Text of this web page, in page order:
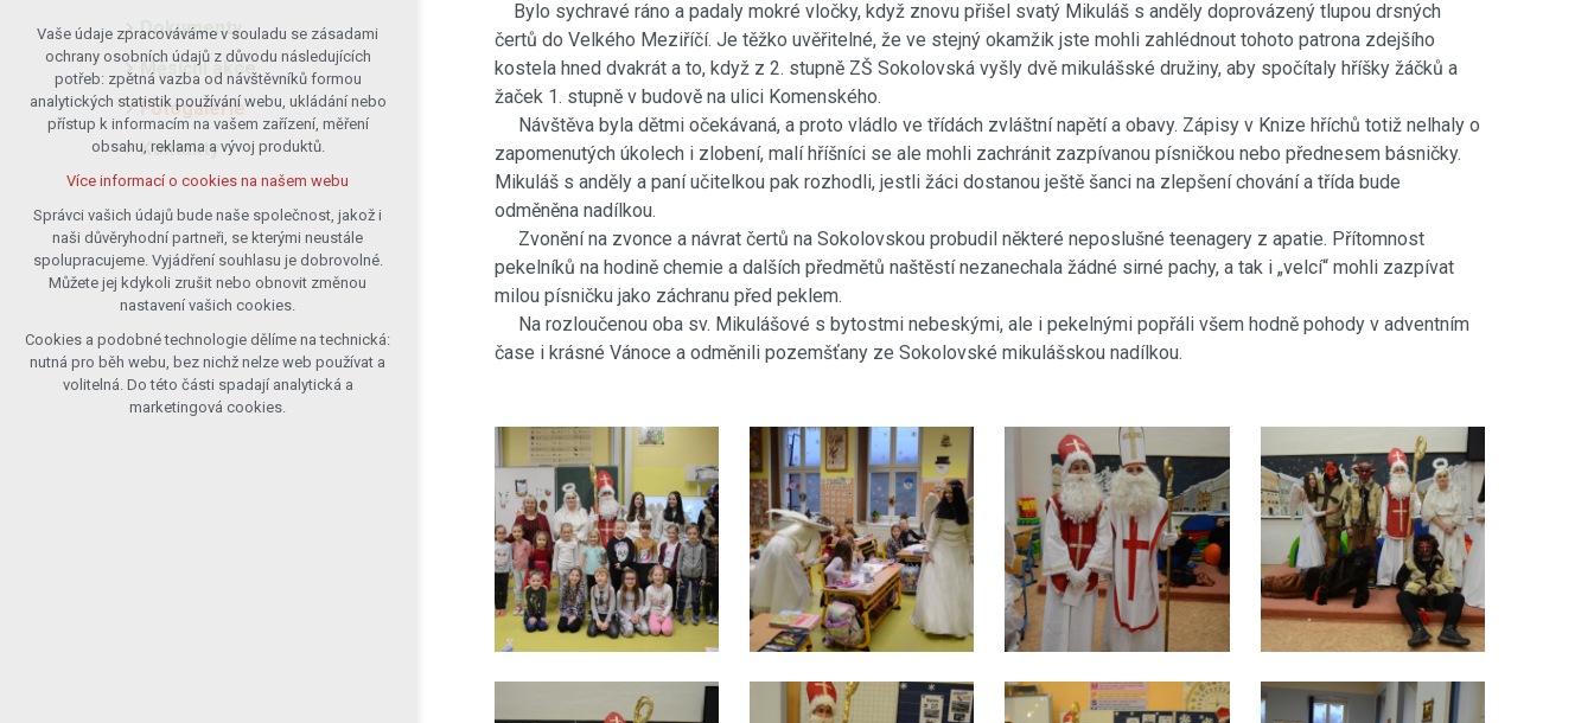
Dokumenty
Měsíční akce
Fotogalerie
Kontakty
Bylo sychravé ráno a padaly mokré vločky, když znovu přišel svatý Mikuláš s anděly doprovázený tlupou drsných
čertů do Velkého Meziříčí. Je těžko uvěřitelné, že ve stejný okamžik jste mohli zahlédnout tohoto patrona zdejšího
kostela hned dvakrát a to, když z 2. stupně ZŠ Sokolovská vyšly dvě mikulášské družiny, aby spočítaly hříšky žáčků a
žaček 1. stupně v budově na ulici Komenského.
Návštěva byla dětmi očekávaná, a proto vládlo ve třídách zvláštní napětí a obavy. Zápisy v Knize hříchů totiž nelhaly o
zapomenutých úkolech i zlobení, malí hříšníci se ale mohli zachránit zazpívanou písničkou nebo přednesem básničky.
Mikuláš s anděly a paní učitelkou pak rozhodli, jestli žáci dostanou ještě šanci na zlepšení chování a třída bude
odměněna nadílkou.
Zvonění na zvonce a návrat čertů na Sokolovskou probudil některé neposlušné teenagery z apatie. Přítomnost
pekelníků na hodině chemie a dalších předmětů naštěstí nezanechala žádné sirné pachy, a tak i „velcí“ mohli zazpívat
milou písničku jako záchranu před peklem.
Na rozloučenou oba sv. Mikulášové s bytostmi nebeskými, ale i pekelnými popřáli všem hodně pohody v adventním
čase i krásné Vánoce a odměnili pozemšťany ze Sokolovské mikulášskou nadílkou.
Technická cookies
nutná pro provozování webu
udržení kontextu stránek (session):
případná přihlášení, volby jazyka, apod.
Volitelná cookies
analytická pro anonymizované
vyhodnocení návštěvnosti
marketingová cookies (Google)
Více informací o cookies na našem webu
Přijmout všechny cookies
Odmítnout vše
Vaše údaje zpracováváme v souladu se zásadami
ochrany osobních údajů z důvodu následujících
potřeb: zpětná vazba od návštěvníků formou
analytických statistik používání webu, ukládání nebo
přístup k informacím na vašem zařízení, měření
obsahu, reklama a vývoj produktů.
Více informací o cookies na našem webu
Správci vašich údajů bude naše společnost, jakož i
naši důvěryhodní partneři, se kterými neustále
spolupracujeme. Vyjádření souhlasu je dobrovolné.
Můžete jej kdykoli zrušit nebo obnovit změnou
nastavení vašich cookies.
Cookies a podobné technologie dělíme na technická:
nutná pro běh webu, bez nichž nelze web používat a
volitelná. Do této části spadají analytická a
marketingová cookies.